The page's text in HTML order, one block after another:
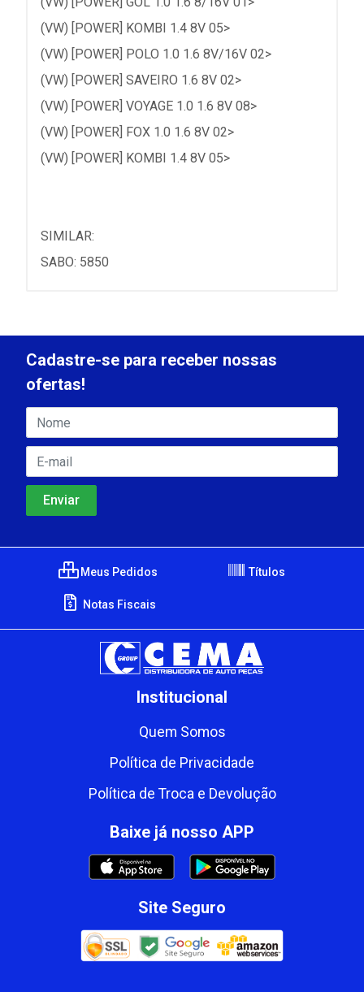
(VW) [POWER] KOMBI 1.4 8V 05>
(VW) [POWER] POLO 1.0 1.6 8V/16V 02>
(VW) [POWER] SAVEIRO 1.6 8V 02>
(VW) [POWER] VOYAGE 1.0 1.6 8V 08>
(VW) [POWER] FOX 1.0 1.6 8V 02>
(VW) [POWER] KOMBI 1.4 8V 05>
SIMILAR:
SABO: 5850
Cadastre-se para receber nossas
ofertas!
Meus Pedidos Títulos
Notas Fiscais
Institucional
Quem Somos
Política de Privacidade
Política de Troca e Devolução
Baixe já nosso APP
Site Seguro